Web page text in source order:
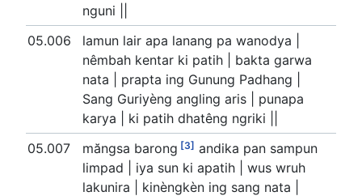
nguni ||
05.006
lamun lair apa lanang pa wanodya |
nêmbah kentar ki patih | bakta garwa
nata | prapta ing Gunung Padhang |
Sang Guriyèng angling aris | punapa
karya | ki patih dhatêng ngriki ||
05.007
măngsa barong [3] andika pan sampun
limpad | iya sun ki apatih | wus wruh
lakunira | kinèngkèn ing sang nata |